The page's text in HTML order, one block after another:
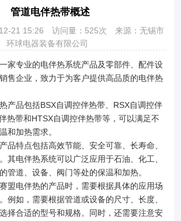
管道电伴热带概述
21 15:26 访问量：525次
来源：无锡市
环球电器装备有限公司
专业的电伴热系统产品及零部件、配件设
售企业，致力于为客户提供高品质的电伴热
品包括BSX自调控伴热带、RSX自调控伴
热带和HTSX自调控伴热带等，可以满足不
和加热需求。
特点包括高效节能、安全可靠、长寿命、
其电伴热系统可以广泛应用于石油、化工、
管道、设备、阀门等处的保温和加热。
电伴热的产品时，需要根据具体的应用场
例如，需要根据管道或设备的尺寸、长度、
择合适的型号和规格。同时，还需要注意安